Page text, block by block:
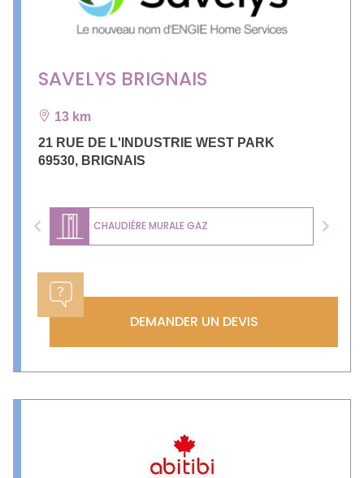
SAVELYS BRIGNAIS
13 km
21 RUE DE L'INDUSTRIE WEST PARK
69530, BRIGNAIS
CHAUDIÈRE MURALE GAZ
Previous Next
DEMANDER UN DEVIS